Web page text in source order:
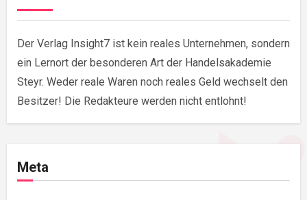
Der Verlag Insight7 ist kein reales Unternehmen, sondern
ein Lernort der besonderen Art der Handelsakademie
Steyr. Weder reale Waren noch reales Geld wechselt den
Besitzer! Die Redakteure werden nicht entlohnt!
Meta